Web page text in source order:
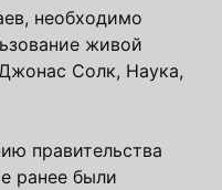
необходимо
живой
Солк, Наука,
правительства
ранее были